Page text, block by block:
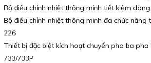
Bộ điều chỉnh nhiệt thông minh tiết kiệm
Bộ điều chỉnh nhiệt thông minh đa chức năng
226
Thiết bị đặc biệt kích hoạt chuyển pha ba
733/733P